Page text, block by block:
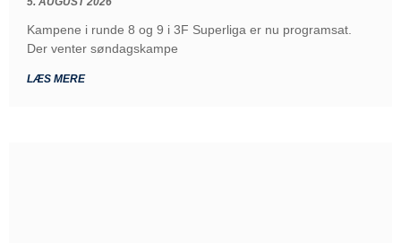
Kampene i runde 8 og 9 i 3F Superliga er nu programsat.
Der venter søndagskampe
LÆS MERE